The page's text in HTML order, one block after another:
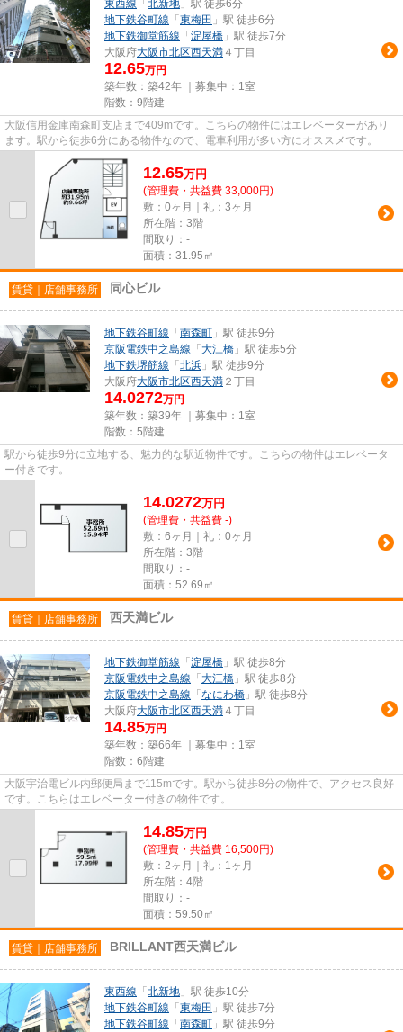
東西線 「 北新地 」駅 徒歩6分
地下鉄谷町線 「 東梅田 」駅 徒歩6分
地下鉄御堂筋線 「 淀屋橋 」駅 徒歩7分
大阪府大阪市北区西天満 ４丁目
12.65万円
築年数：築42年 ｜募集中： 1室
階数：9階建
大阪信用金庫南森町支店まで409mです。こちらの物件にはエレベーターがあり
ます。駅から徒歩6分にある物件なので、電車利用が多い方にオススメです。
12.65万円
(管理費・共益費 33,000円)
敷：0ヶ月｜礼：3ヶ月
所在階：3階
間取り：-
面積：31.95㎡
賃貸｜店舗事務所 同心ビル
地下鉄谷町線 「 南森町 」駅 徒歩9分
京阪電鉄中之島線 「 大江橋 」駅 徒歩5分
地下鉄堺筋線 「 北浜 」駅 徒歩9分
大阪府大阪市北区西天満 ２丁目
14.0272万円
築年数：築39年 ｜募集中： 1室
階数：5階建
駅から徒歩9分に立地する、魅力的な駅近物件です。こちらの物件はエレベータ
ー付きです。
14.0272万円
(管理費・共益費 -)
敷：6ヶ月｜礼：0ヶ月
所在階：3階
間取り：-
面積：52.69㎡
賃貸｜店舗事務所 西天満ビル
地下鉄御堂筋線 「 淀屋橋 」駅 徒歩8分
京阪電鉄中之島線 「 大江橋 」駅 徒歩8分
京阪電鉄中之島線 「 なにわ橋 」駅 徒歩8分
大阪府大阪市北区西天満 ４丁目
14.85万円
築年数：築66年 ｜募集中： 1室
階数：6階建
大阪宇治電ビル内郵便局まで115mです。駅から徒歩8分の物件で、アクセス良好
です。こちらはエレベーター付きの物件です。
14.85万円
(管理費・共益費 16,500円)
敷：2ヶ月｜礼：1ヶ月
所在階：4階
間取り：-
面積：59.50㎡
賃貸｜店舗事務所 BRILLANT西天満ビル
東西線 「 北新地 」駅 徒歩10分
地下鉄谷町線 「 東梅田 」駅 徒歩7分
地下鉄谷町線 「 南森町 」駅 徒歩9分